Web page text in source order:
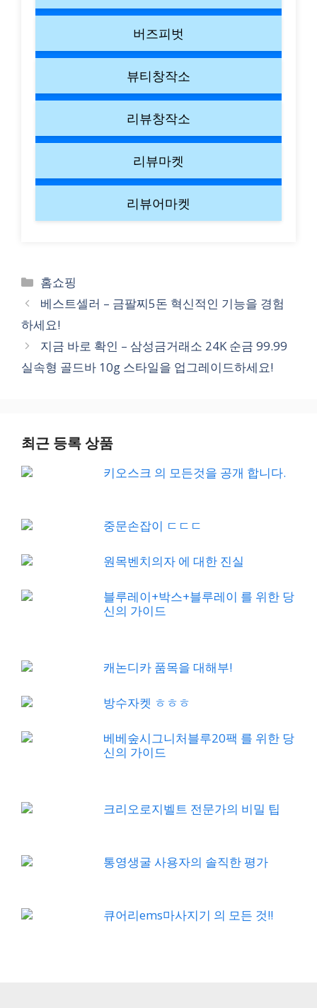
버즈피벗
뷰티창작소
리뷰창작소
리뷰마켓
리뷰어마켓
Categories
홈쇼핑
베스트셀러 – 금팔찌5돈 혁신적인 기능을 경험
하세요!
지금 바로 확인 – 삼성금거래소 24K 순금 99.99
실속형 골드바 10g 스타일을 업그레이드하세요!
최근 등록 상품
키오스크 의 모든것을 공개 합니다.
중문손잡이 ㄷㄷㄷ
원목벤치의자 에 대한 진실
블루레이+박스+블루레이 를 위한 당
신의 가이드
캐논디카 품목을 대해부!
방수자켓 ㅎㅎㅎ
베베숲시그니처블루20팩 를 위한 당
신의 가이드
크리오로지벨트 전문가의 비밀 팁
통영생굴 사용자의 솔직한 평가
큐어리ems마사지기 의 모든 것!!